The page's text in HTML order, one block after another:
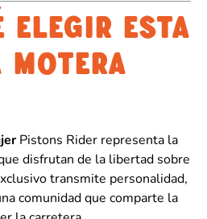
ESTA
Pistons Rider representa la
disfrutan de la libertad sobre
transmite personalidad,
comunidad que comparte la